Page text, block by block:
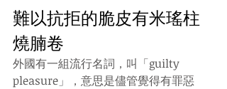
難以抗拒的脆皮有米瑤柱
燒腩卷
外國有一組流行名詞，叫「guilty
pleasure」，意思是儘管覺得有罪惡